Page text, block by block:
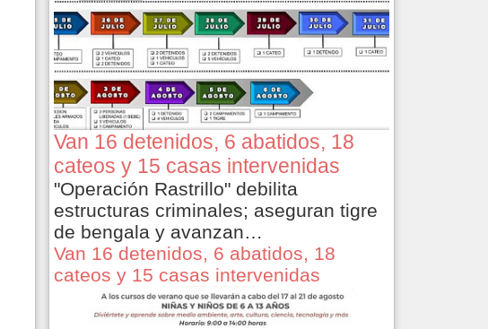
Van 16 detenidos, 6 abatidos, 18
cateos y 15 casas intervenidas
"Operación Rastrillo" debilita
estructuras criminales; aseguran tigre
de bengala y avanzan…
Van 16 detenidos, 6 abatidos, 18
cateos y 15 casas intervenidas